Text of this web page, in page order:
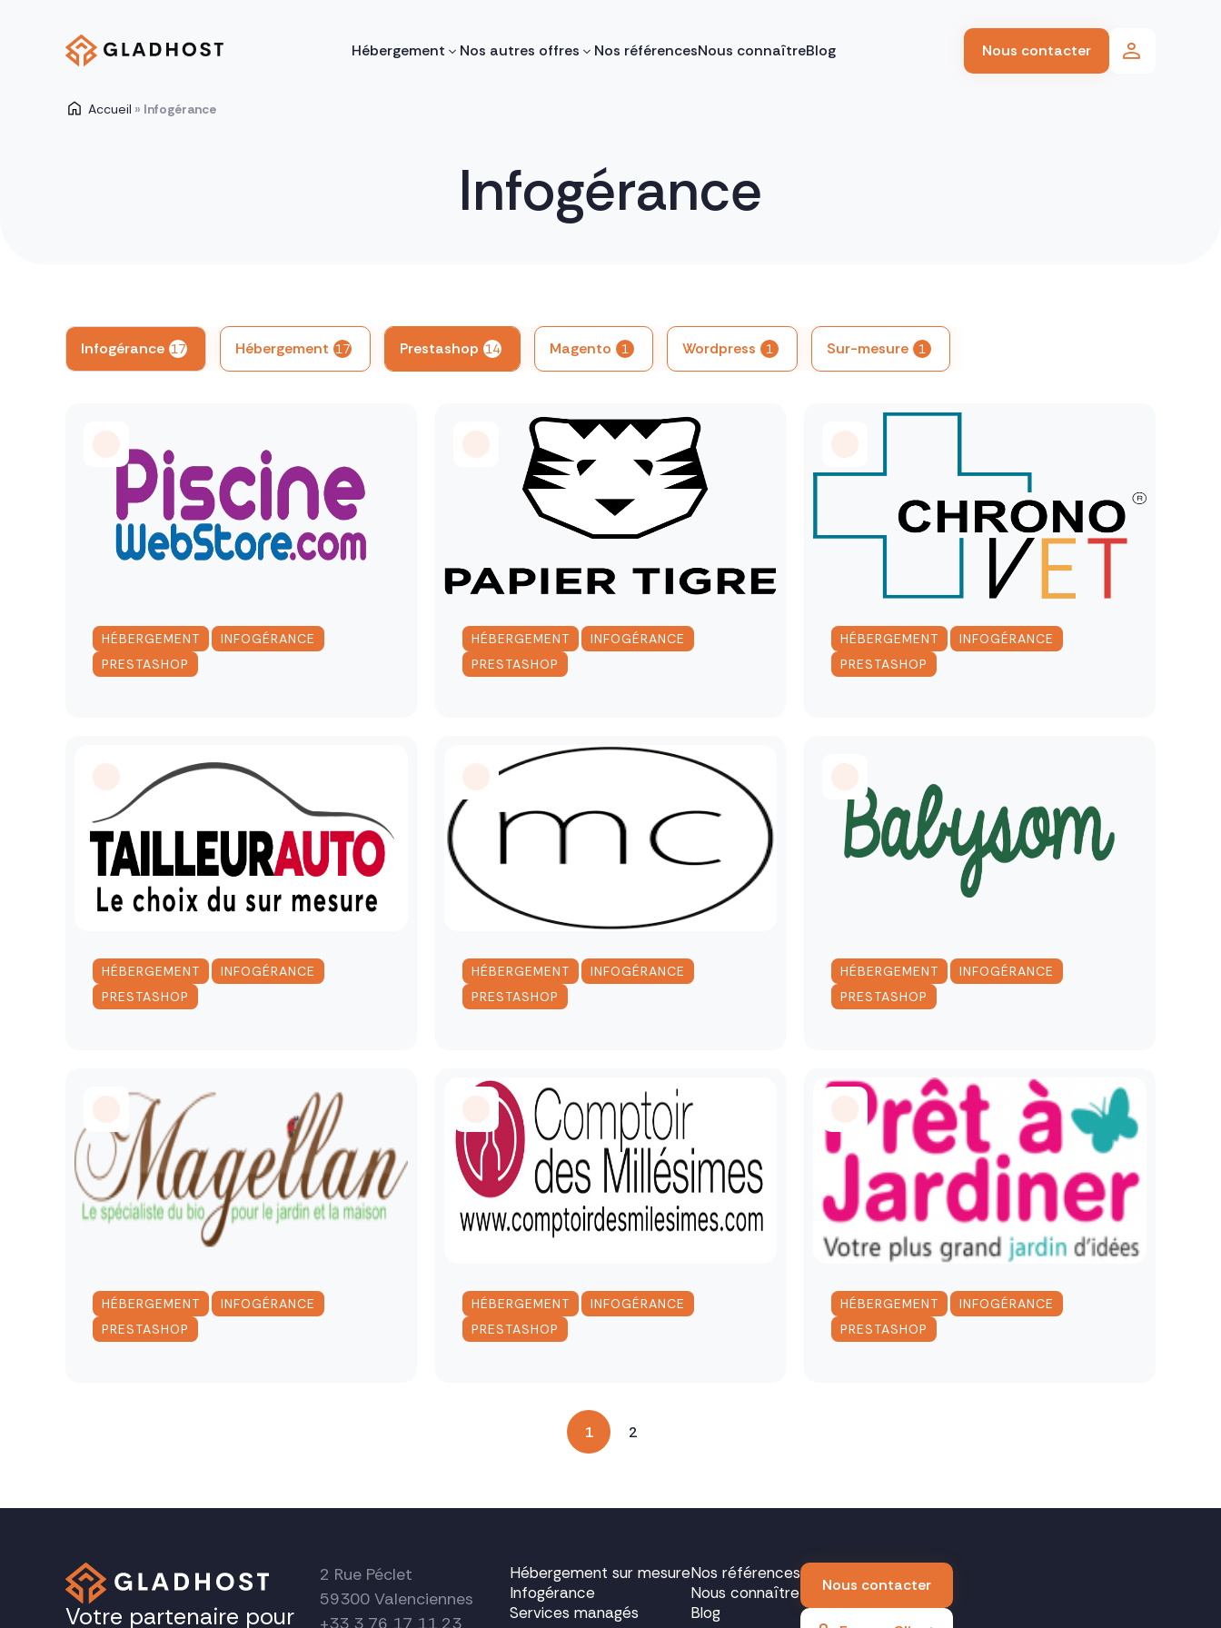
Hébergement Nos autres offres Nos référencesNous connaîtreBlog Nous contacter
Accueil » Infogérance
Infogérance
Infogérance 17 Hébergement 17 Prestashop 14 Magento 1 Wordpress 1 Sur-mesure 1
HÉBERGEMENT INFOGÉRANCE
PRESTASHOP
HÉBERGEMENT , INFOGÉRANCE ,
PRESTASHOP
HÉBERGEMENT , INFOGÉRANCE
PRESTASHOP
HÉBERGEMENT INFOGÉRANCE
PRESTASHOP
HÉBERGEMENT , INFOGÉRANCE ,
PRESTASHOP
HÉBERGEMENT , INFOGÉRANCE
PRESTASHOP
HÉBERGEMENT INFOGÉRANCE
PRESTASHOP
HÉBERGEMENT , INFOGÉRANCE ,
PRESTASHOP
HÉBERGEMENT , INFOGÉRANCE
PRESTASHOP
publications
1 2
Votre partenaire pour
2 Rue Péclet
59300 Valenciennes
+33 3 76 17 11 23
Hébergement sur mesure
Infogérance
Services managés
Nos références
Nous connaître
Blog
Nous contacter